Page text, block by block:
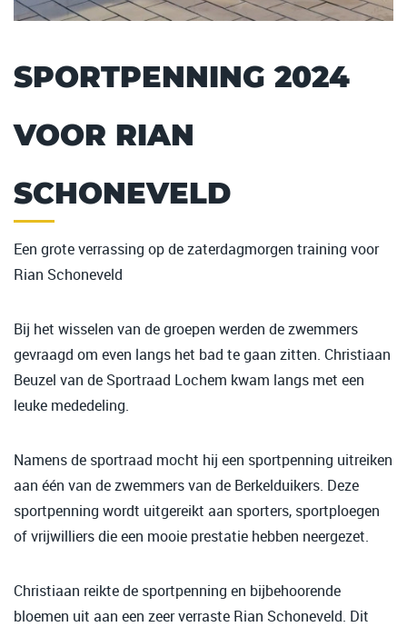
SPORTPENNING 2024
VOOR RIAN
SCHONEVELD
Een grote verrassing op de zaterdagmorgen training voor
Rian Schoneveld
Bij het wisselen van de groepen werden de zwemmers
gevraagd om even langs het bad te gaan zitten. Christiaan
Beuzel van de Sportraad Lochem kwam langs met een
leuke mededeling.
Namens de sportraad mocht hij een sportpenning uitreiken
aan één van de zwemmers van de Berkelduikers. Deze
sportpenning wordt uitgereikt aan sporters, sportploegen
of vrijwilliers die een mooie prestatie hebben neergezet.
Christiaan reikte de sportpenning en bijbehoorende
bloemen uit aan een zeer verraste Rian Schoneveld. Dit